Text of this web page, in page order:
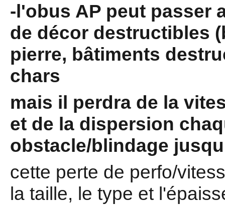
-l'obus AP peut passer
de décor destructibles
pierre, bâtiments
chars
mais il perdra de la
et de la dispersion
obstacle/blindage
cette perte de perfo/
la taille, le type et